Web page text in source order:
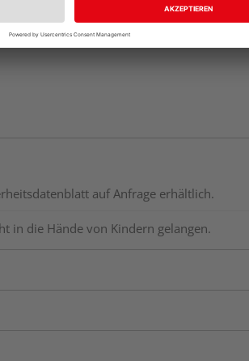
auf Anfrage erhältlich.
in die Hände von Kindern gelangen.